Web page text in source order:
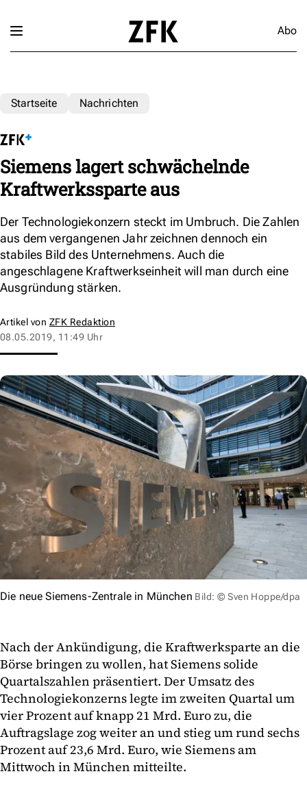
Abo
Startseite Nachrichten
Siemens lagert schwächelnde
Kraftwerkssparte aus
Der Technologiekonzern steckt im Umbruch. Die Zahlen
aus dem vergangenen Jahr zeichnen dennoch ein
stabiles Bild des Unternehmens. Auch die
angeschlagene Kraftwerkseinheit will man durch eine
Ausgründung stärken.
Artikel von ZFK Redaktion
08.05.2019, 11:49 Uhr
Die neue Siemens-Zentrale in München Bild: © Sven Hoppe/dpa
Nach der Ankündigung, die Kraftwerksparte an die
Börse bringen zu wollen, hat Siemens solide
Quartalszahlen präsentiert. Der Umsatz des
Technologiekonzerns legte im zweiten Quartal um
vier Prozent auf knapp 21 Mrd. Euro zu, die
Auftragslage zog weiter an und stieg um rund sechs
Prozent auf 23,6 Mrd. Euro, wie Siemens am
Mittwoch in München mitteilte.